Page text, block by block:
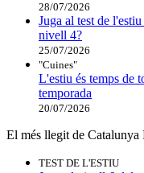
28/07/2026
Juga al test de
nivell 4?
25/07/2026
"Cuines"
L'estiu és temps de
temporada
20/07/2026
El més llegit de Catalunya
TEST DE L'ESTIU